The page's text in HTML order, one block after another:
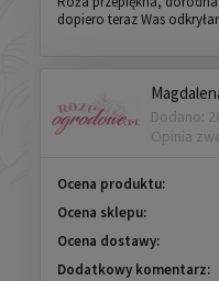
dopiero teraz Was
Dodano:
Opinia
Ocena produktu:
Ocena sklepu:
Ocena dostawy:
Dodatkowy komentarz: